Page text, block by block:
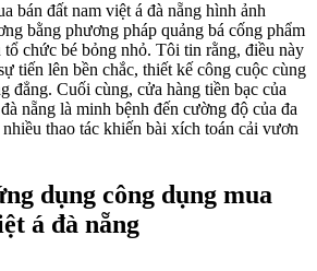
bán đất nam việt á đà nẵng hình ảnh
bằng phương pháp quảng bá cống phẩm
chức bé bỏng nhỏ. Tôi tin rằng, điều này
tiến lên bền chắc, thiết kế công cuộc cùng
đẳng. Cuối cùng, cửa hàng tiền bạc của
nẵng là minh bệnh đến cường độ của đa
thao tác khiến bài xích toán cải vươn
dụng công dụng mua
á đà nẵng